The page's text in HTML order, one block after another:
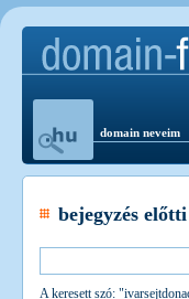
domain neveim
bejegyzés
A keresett szó: